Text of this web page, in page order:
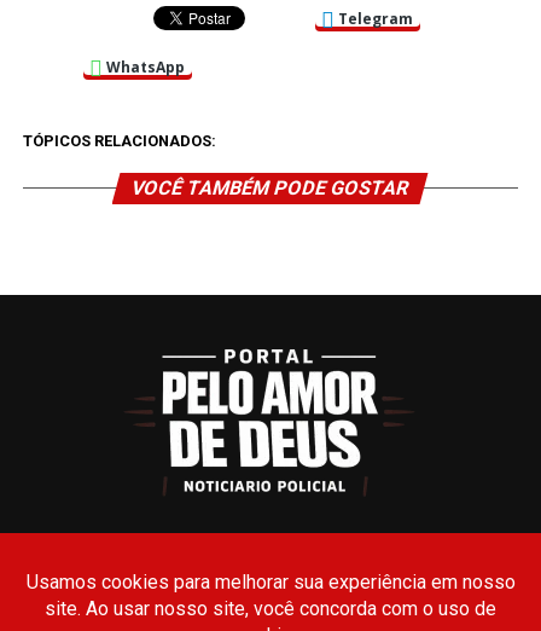
Telegram
WhatsApp
TÓPICOS RELACIONADOS:
VOCÊ TAMBÉM PODE GOSTAR